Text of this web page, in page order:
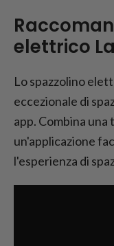
elettrico
Lo spazzolino
eccezionale di
app. Combina
un'applicazione
l'esperienza di